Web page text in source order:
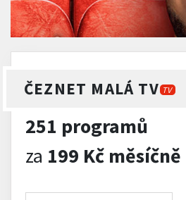
ČEZNET MALÁ TV TV
251 programů
za 199 Kč měsíčně